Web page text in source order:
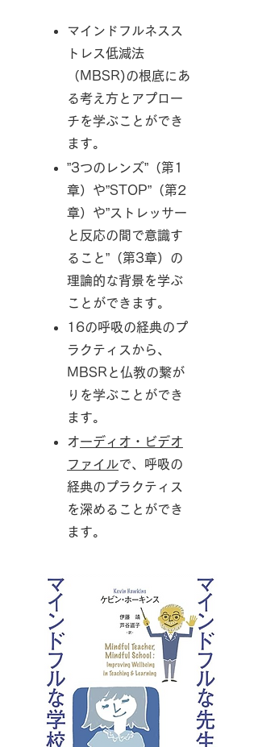
マインドフルネスス
トレス低減法
（MBSR)の根底にあ
る考え方とアプロー
チを学ぶことができ
ます。
”3つのレンズ”（第1
章）や”STOP”（第2
章）や”ストレッサー
と反応の間で意識す
ること”（第3章）の
理論的な背景を学ぶ
ことができます。
16の呼吸の経典のプ
ラクティスから、
MBSRと仏教の繋が
りを学ぶことができ
ます。
​オーディオ・ビデオ
ファイルで、呼吸の
経典のプラクティス
を深めることができ
ます。